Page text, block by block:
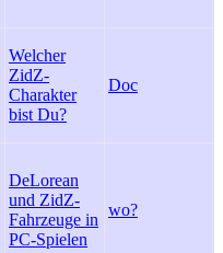
Welcher
ZidZ-
Charakter
bist Du?
Doc
DeLorean
und ZidZ-
Fahrzeuge in
PC-Spielen
wo?